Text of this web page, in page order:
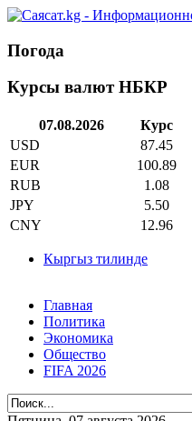
Погода
Курсы валют НБКР
07.08.2026
Курс
USD
87.45
EUR
100.89
RUB
1.08
JPY
5.50
CNY
12.96
Кыргыз тилинде
Главная
Политика
Экономика
Общество
FIFA 2026